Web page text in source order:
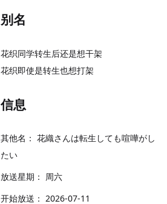
别名
花织同学转生后还是想干架
花织即使是转生也想打架
信息
其他名： 花織さんは転生しても喧嘩がし
たい
放送星期： 周六
开始放送： 2026-07-11